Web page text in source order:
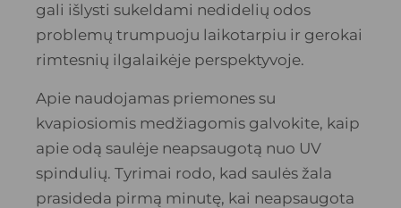
gali išlysti sukeldami nedidelių odos
problemų trumpuoju laikotarpiu ir gerokai
rimtesnių ilgalaikėje perspektyvoje.
Apie naudojamas priemones su
kvapiosiomis medžiagomis galvokite, kaip
apie odą saulėje neapsaugotą nuo UV
spindulių. Tyrimai rodo, kad saulės žala
prasideda pirmą minutę, kai neapsaugota